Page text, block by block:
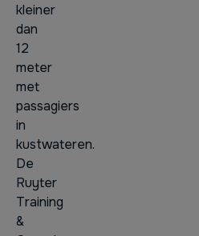
kleiner
dan
12
meter
met
passagiers
in
kustwateren.
De
Ruyter
Training
&